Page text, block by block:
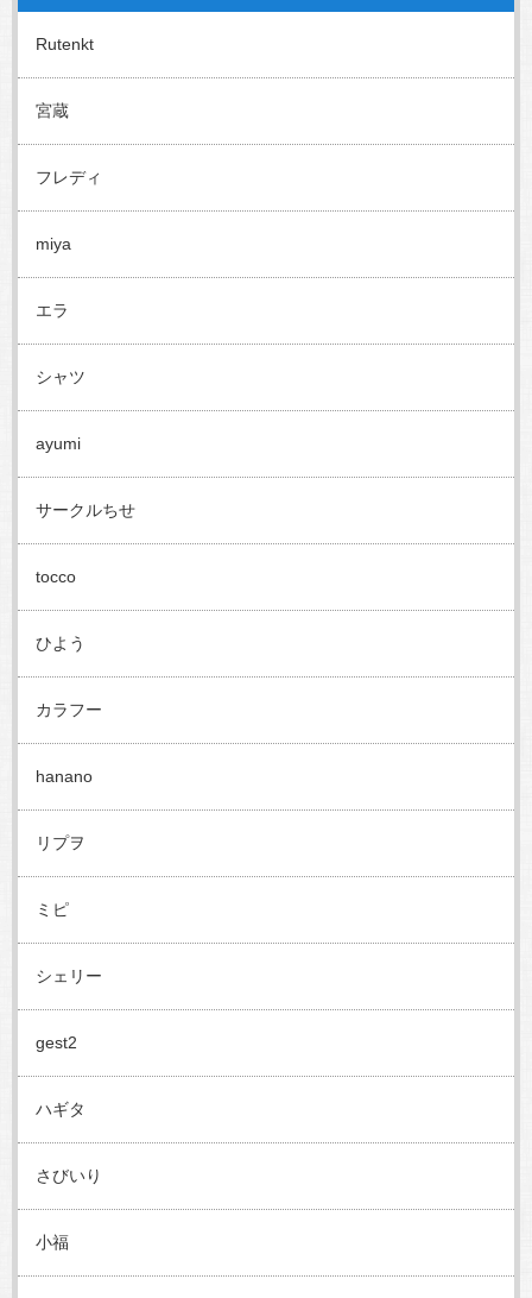
Rutenkt
宮蔵
フレディ
miya
エラ
シャツ
ayumi
サークルちせ
tocco
ひよう
カラフー
hanano
リプヲ
ミピ
シェリー
gest2
ハギタ
さびいり
小福